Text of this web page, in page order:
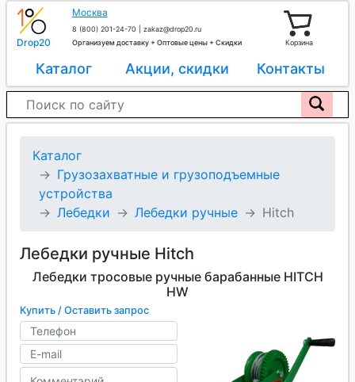
Drop20
Москва
8 (800) 201-24-70
zakaz@drop20.ru
Организуем доставку + Оптовые цены + Скидки
Корзина
Каталог Акции, скидки Контакты
Каталог
Грузозахватные и грузоподъемные
устройства
Лебедки
Лебедки ручные Hitch
Лебедки ручные Hitch
Лебедки тросовые ручные барабанные HITCH
HW
Купить / Оставить запрос